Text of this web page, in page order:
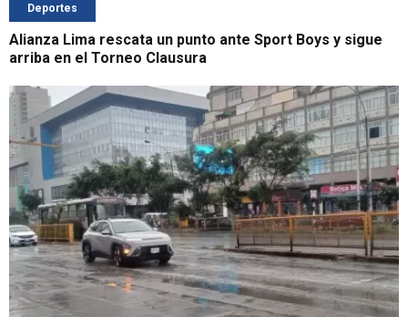
Deportes
Alianza Lima rescata un punto ante Sport Boys y sigue
arriba en el Torneo Clausura